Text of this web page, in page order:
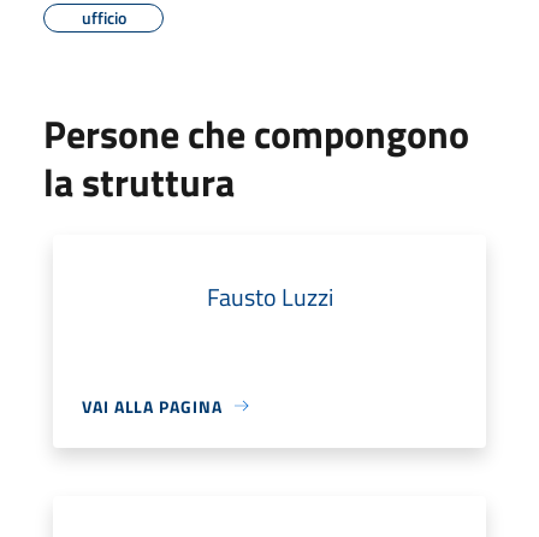
ufficio
Persone che compongono
la struttura
Fausto Luzzi
VAI ALLA PAGINA